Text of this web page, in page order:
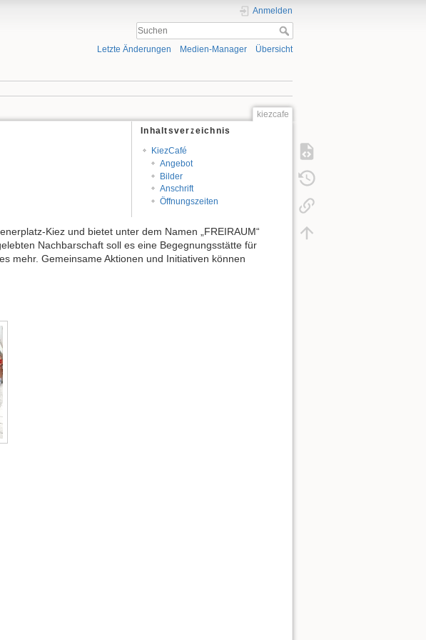
Anmelden
Letzte Änderungen Medien-Manager Übersicht
kiezcafe
Inhaltsverzeichnis
KiezCafé
Angebot
Bilder
Anschrift
Öffnungszeiten
Kiez und bietet unter dem Namen „FREIRAUM“
Nachbarschaft soll es eine Begegnungsstätte für
mehr. Gemeinsame Aktionen und Initiativen können